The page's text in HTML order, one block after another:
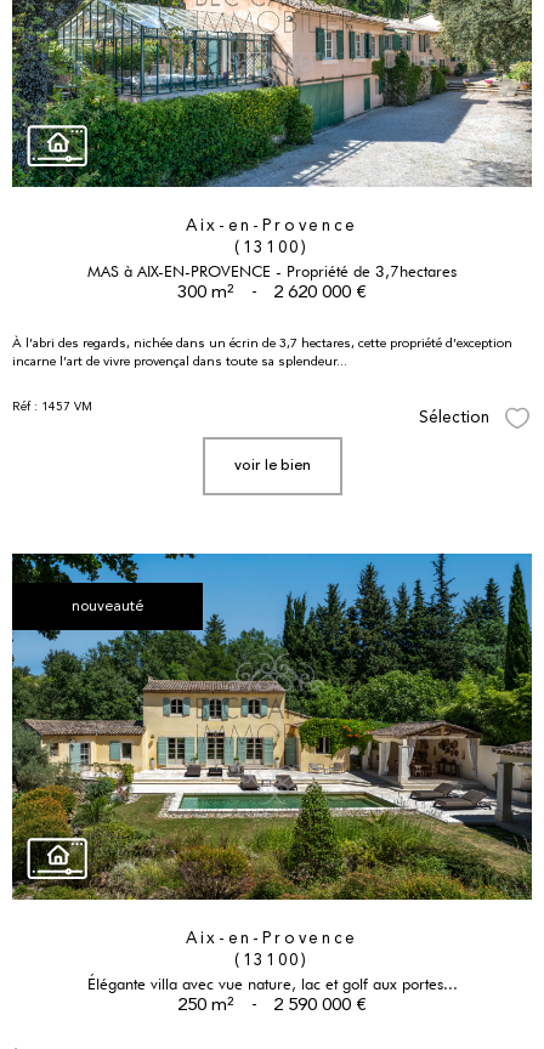
Aix-en-Provence
(13100)
MAS à AIX-EN-PROVENCE - Propriété de 3,7hectares
300 m² - 2 620 000 €
À l’abri des regards, nichée dans un écrin de 3,7 hectares, cette propriété d’exception
incarne l’art de vivre provençal dans toute sa splendeur...
Réf : 1457 VM
Sélection
voir le bien
nouveauté
Aix-en-Provence
(13100)
Élégante villa avec vue nature, lac et golf aux portes...
250 m² - 2 590 000 €